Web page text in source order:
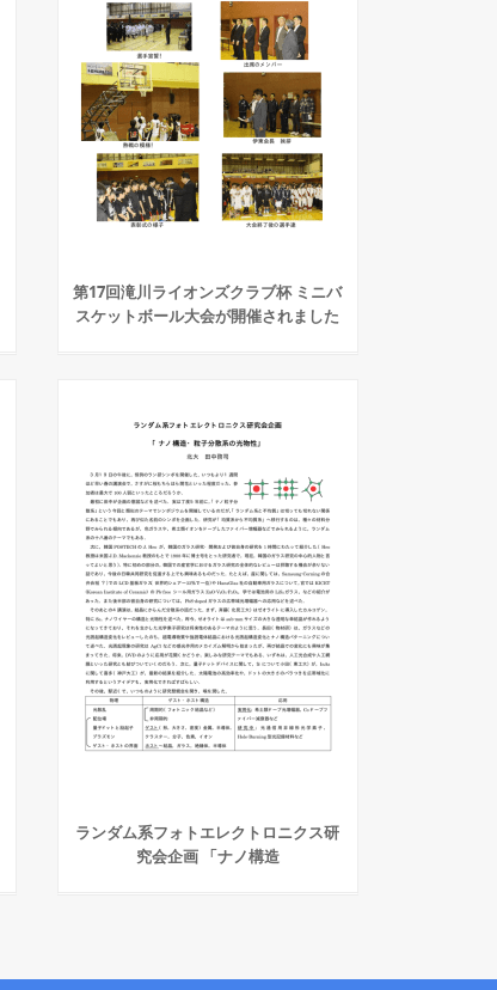
第17回滝川ライオンズクラブ杯 ミニバ
スケットボール大会が開催されました
ランダム系フォトエレクトロニクス研
究会企画 「ナノ構造